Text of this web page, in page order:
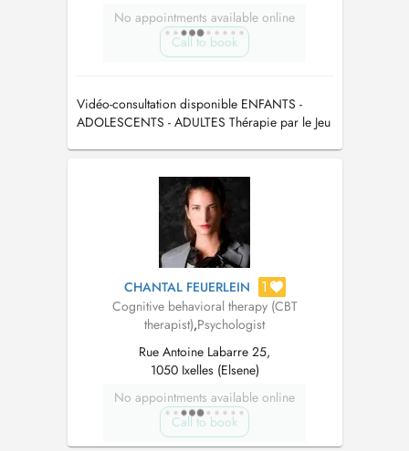
No appointments available online
Call to book
Vidéo-consultation disponible ENFANTS -
ADOLESCENTS - ADULTES Thérapie par le Jeu
CHANTAL FEUERLEIN 1
Cognitive behavioral therapy (CBT
therapist),Psychologist
Rue Antoine Labarre 25,
1050 Ixelles (Elsene)
No appointments available online
Call to book